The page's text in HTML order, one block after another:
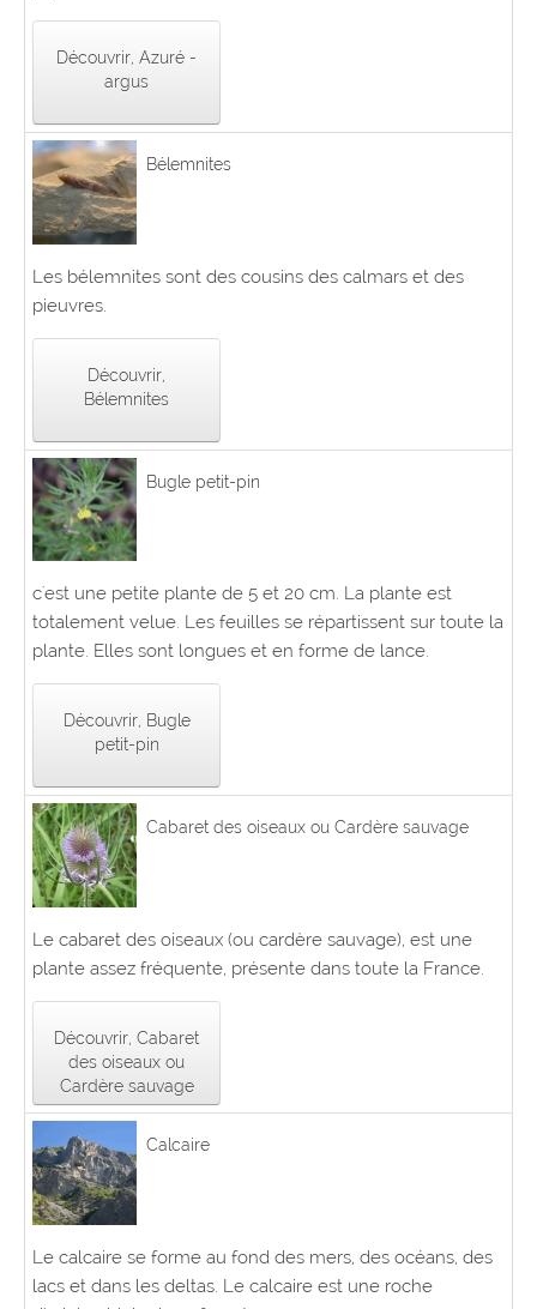
Découvrir, Azuré -
argus
Bélemnites
Les bélemnites sont des cousins des calmars et des
pieuvres.
Découvrir,
Bélemnites
Bugle petit-pin
c'est une petite plante de 5 et 20 cm. La plante est
totalement velue. Les feuilles se répartissent sur toute la
plante. Elles sont longues et en forme de lance.
Découvrir, Bugle
petit-pin
Cabaret des oiseaux ou Cardère sauvage
Le cabaret des oiseaux (ou cardère sauvage), est une
plante assez fréquente, présente dans toute la France.
Découvrir, Cabaret
des oiseaux ou
Cardère sauvage
Calcaire
Le calcaire se forme au fond des mers, des océans, des
lacs et dans les deltas. Le calcaire est une roche